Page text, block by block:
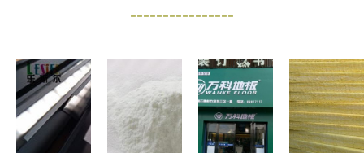
----------------